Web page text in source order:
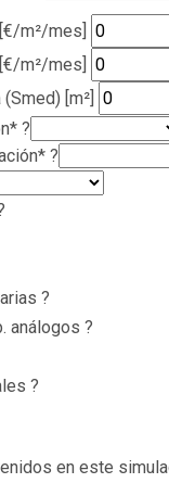
m²/mes]
m²/mes]
[m²]
?
?
?
análogos?
?
en este